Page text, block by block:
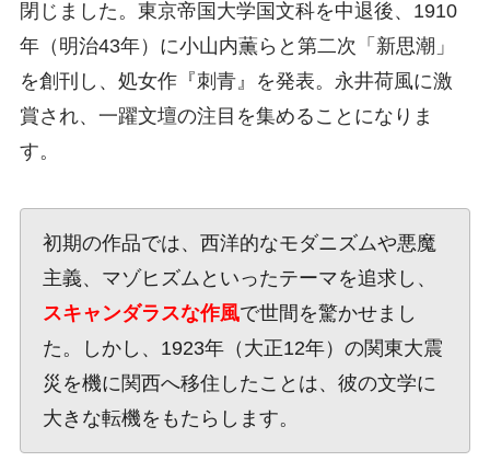
閉じました。東京帝国大学国文科を中退後、1910
年（明治43年）に小山内薫らと第二次「新思潮」
を創刊し、処女作『刺青』を発表。永井荷風に激
賞され、一躍文壇の注目を集めることになりま
す。
初期の作品では、西洋的なモダニズムや悪魔
主義、マゾヒズムといったテーマを追求し、
スキャンダラスな作風で世間を驚かせまし
た。しかし、1923年（大正12年）の関東大震
災を機に関西へ移住したことは、彼の文学に
大きな転機をもたらします。